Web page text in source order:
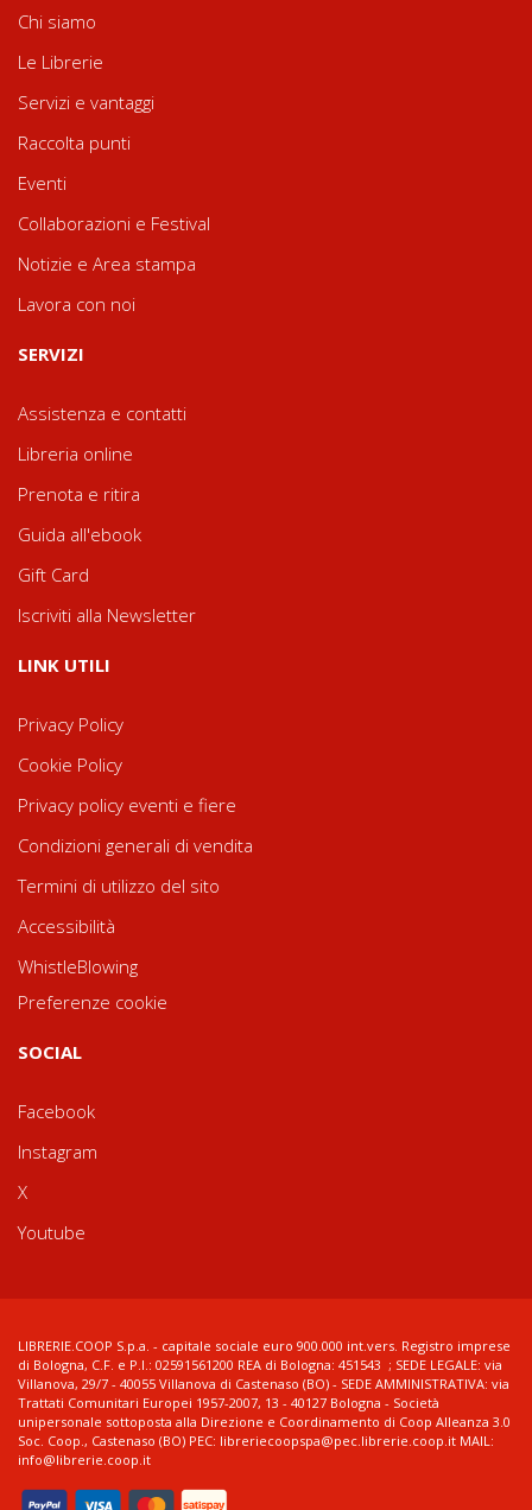
Chi siamo
Le Librerie
Servizi e vantaggi
Raccolta punti
Eventi
Collaborazioni e Festival
Notizie e Area stampa
Lavora con noi
SERVIZI
Assistenza e contatti
Libreria online
Prenota e ritira
Guida all'ebook
Gift Card
Iscriviti alla Newsletter
LINK UTILI
Privacy Policy
Cookie Policy
Privacy policy eventi e fiere
Condizioni generali di vendita
Termini di utilizzo del sito
Accessibilità
WhistleBlowing
Preferenze cookie
SOCIAL
Facebook
Instagram
X
Youtube
LIBRERIE.COOP S.p.a. - capitale sociale euro 900.000 int.vers. Registro imprese
di Bologna, C.F. e P.I.: 02591561200 REA di Bologna: 451543 ; SEDE LEGALE: via
Villanova, 29/7 - 40055 Villanova di Castenaso (BO) - SEDE AMMINISTRATIVA: via
Trattati Comunitari Europei 1957-2007, 13 - 40127 Bologna - Società
unipersonale sottoposta alla Direzione e Coordinamento di Coop Alleanza 3.0
Soc. Coop., Castenaso (BO) PEC: libreriecoopspa@pec.librerie.coop.it MAIL:
info@librerie.coop.it